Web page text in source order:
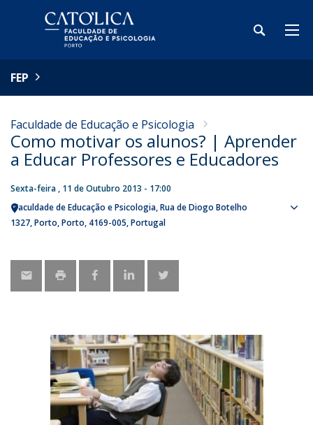
FEP
Faculdade de Educação e Psicologia
Como motivar os alunos? | Aprender
a Educar Professores e Educadores
Sexta-feira , 11 de Outubro 2013 - 17:00
Faculdade de Educação e Psicologia Rua de Diogo Botelho
1327 Porto Porto 4169-005 Portugal